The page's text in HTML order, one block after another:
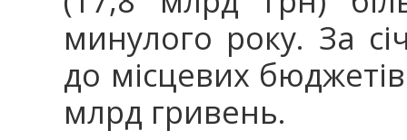
минулого року. За
до місцевих
млрд гривень.